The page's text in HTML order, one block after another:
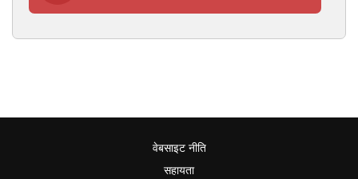
वेबसाइट नीति
सहायता